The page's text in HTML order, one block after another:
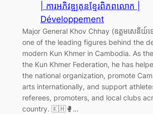
| ការអភិវឌ្ឍគុនខ្មែរពិភពលោក |
Développement
Major General Khov Chhay (ឧត្តមសេនីយ៍
one of the leading figures behind the
modern Kun Khmer in Cambodia. As
the Kun Khmer Federation, he has
the national organization, promote
arts internationally, and support
referees, promoters, and local clubs
country. 🇰🇭🥊…